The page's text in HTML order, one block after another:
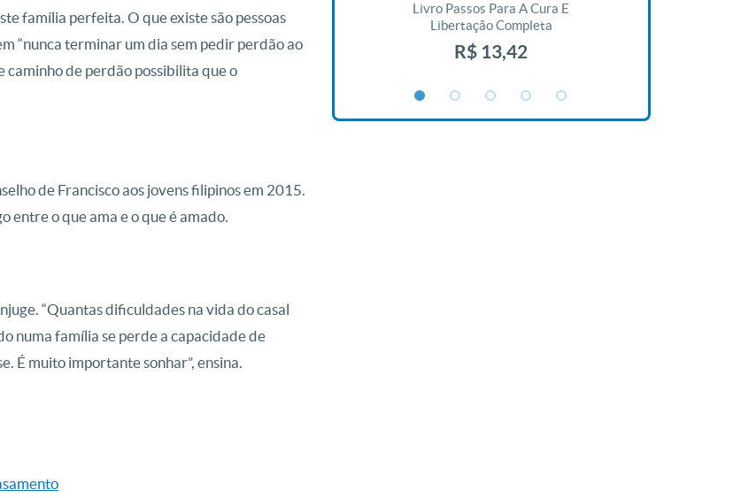
família perfeita. O que existe são pessoas
“nunca terminar um dia sem pedir perdão ao
caminho de perdão possibilita que o
de Francisco aos jovens filipinos em 2015.
entre o que ama e o que é amado.
“Quantas dificuldades na vida do casal
numa família se perde a capacidade de
É muito importante sonhar”, ensina.
Vida De Jonas Abib
R$ 42,41
Livro Passos Para A Cura E
Libertação Completa
R$ 13,42